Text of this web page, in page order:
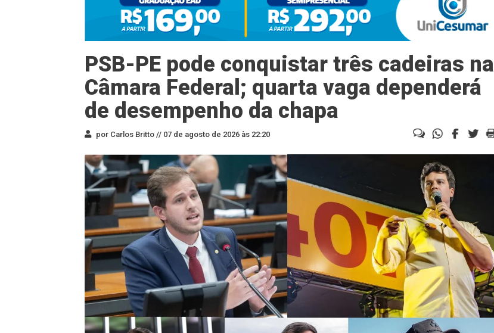
PSB-PE pode conquistar três cadeiras na
Câmara Federal; quarta vaga dependerá
de desempenho da chapa
por Carlos Britto // 07 de agosto de 2026 às 22:20